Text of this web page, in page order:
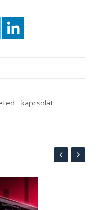
- kapcsolat: